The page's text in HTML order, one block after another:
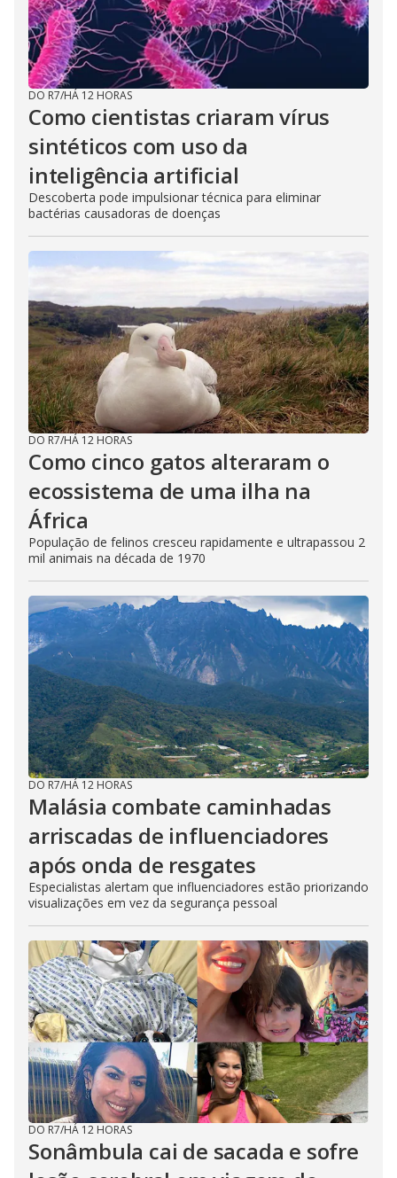
DO R7/HÁ 12 HORAS
Como cientistas criaram vírus
sintéticos com uso da
inteligência artificial
Descoberta pode impulsionar técnica para eliminar
bactérias causadoras de doenças
DO R7/HÁ 12 HORAS
Como cinco gatos alteraram o
ecossistema de uma ilha na
África
População de felinos cresceu rapidamente e ultrapassou 2
mil animais na década de 1970
DO R7/HÁ 12 HORAS
Malásia combate caminhadas
arriscadas de influenciadores
após onda de resgates
Especialistas alertam que influenciadores estão priorizando
visualizações em vez da segurança pessoal
DO R7/HÁ 12 HORAS
Sonâmbula cai de sacada e sofre